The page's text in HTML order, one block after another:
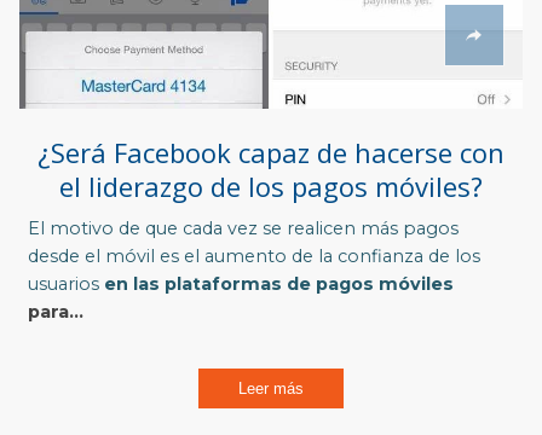
¿Será Facebook capaz de hacerse con
el liderazgo de los pagos móviles?
El motivo de que cada vez se realicen más pagos
desde el móvil es el aumento de la confianza de los
usuarios en las plataformas de pagos móviles
para...
Leer más